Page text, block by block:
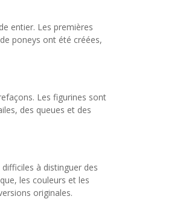
entier. Les premières
poneys ont été créées,
Les figurines sont
des queues et des
à distinguer des
les couleurs et les
originales.